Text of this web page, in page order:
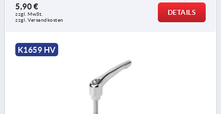
5,90 €
zzgl. MwSt.
zzgl. Versandkosten
DETAILS
K1659 HV